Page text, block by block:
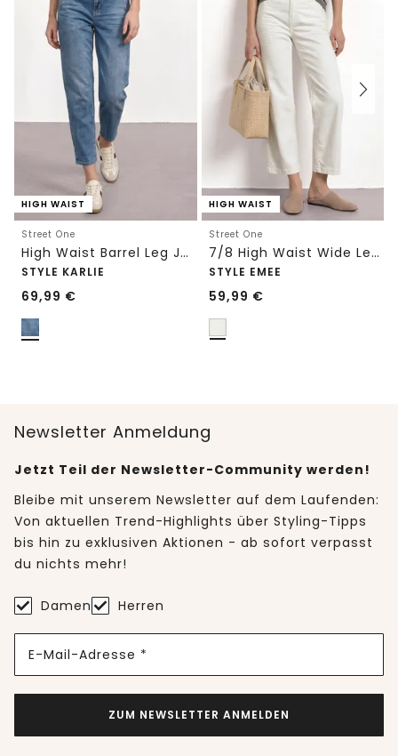
HIGH WAIST
Street One
High Waist Barrel Leg Jeans im Loose Fit
STYLE KARLIE
69,99 €
HIGH WAIST
Street One
7/8 High Waist Wide Leg Jeans im Loose Fit
STYLE EMEE
59,99 €
Newsletter Anmeldung
Jetzt Teil der Newsletter-Community werden!
Bleibe mit unserem Newsletter auf dem Laufenden:
Von aktuellen Trend-Highlights über Styling-Tipps
bis hin zu exklusiven Aktionen - ab sofort verpasst
du nichts mehr!
Damen Herren
E-Mail-Adresse *
ZUM NEWSLETTER ANMELDEN